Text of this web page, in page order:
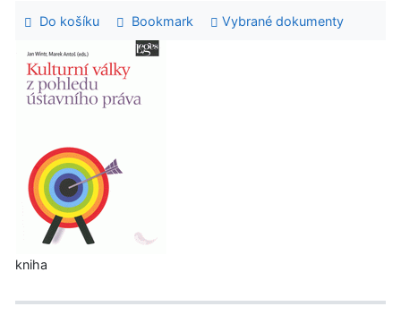
Do košíku Bookmark Vybrané dokumenty
kniha